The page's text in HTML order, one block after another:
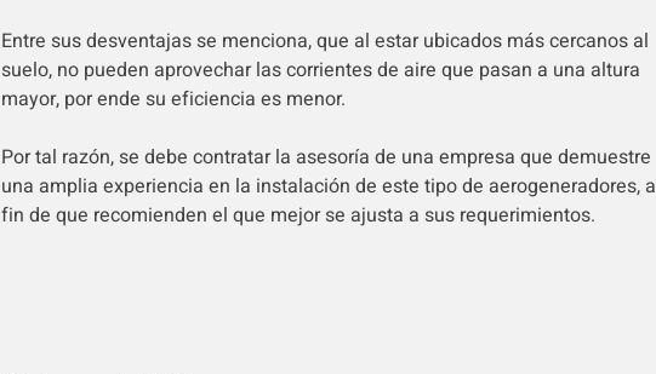
Entre sus desventajas se menciona, que al estar ubicados más cercanos al
suelo, no pueden aprovechar las corrientes de aire que pasan a una altura
mayor, por ende su eficiencia es menor.
Por tal razón, se debe contratar la asesoría de una empresa que demuestre
una amplia experiencia en la instalación de este tipo de aerogeneradores, a
fin de que recomienden el que mejor se ajusta a sus requerimientos.